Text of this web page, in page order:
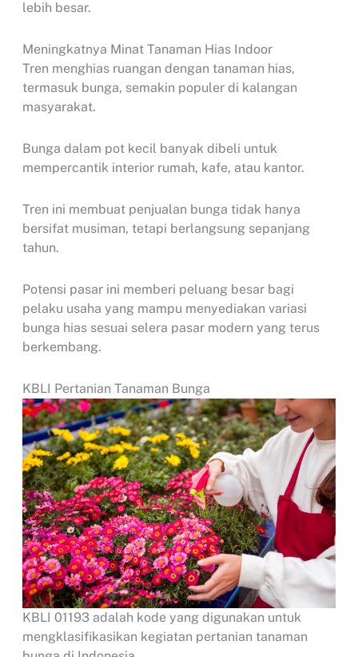
lebih besar.
Meningkatnya Minat Tanaman Hias Indoor
Tren menghias ruangan dengan tanaman hias,
termasuk bunga, semakin populer di kalangan
masyarakat.
Bunga dalam pot kecil banyak dibeli untuk
mempercantik interior rumah, kafe, atau kantor.
Tren ini membuat penjualan bunga tidak hanya
bersifat musiman, tetapi berlangsung sepanjang
tahun.
Potensi pasar ini memberi peluang besar bagi
pelaku usaha yang mampu menyediakan variasi
bunga hias sesuai selera pasar modern yang terus
berkembang.
KBLI Pertanian Tanaman Bunga
KBLI 01193 adalah kode yang digunakan untuk
mengklasifikasikan kegiatan pertanian tanaman